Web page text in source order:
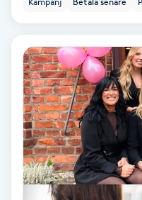
Babylights
Balayage
Bambumassage